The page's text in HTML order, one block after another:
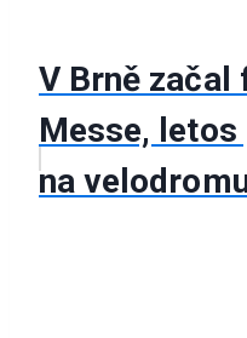
V Brně začal
Messe, letos
na